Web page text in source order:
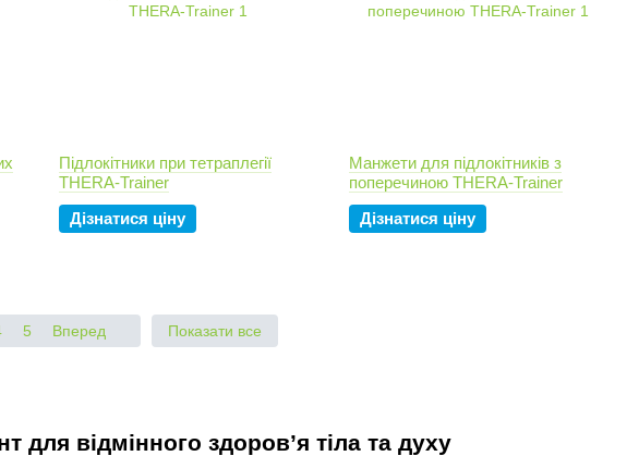
для відмінного здоров’я тіла та духу
Підлокітники при тетраплегії
THERA-Trainer
Дізнатися ціну
Манжети для підлокітників з
поперечиною THERA-Trainer
Дізнатися ціну
5 Вперед Показати все